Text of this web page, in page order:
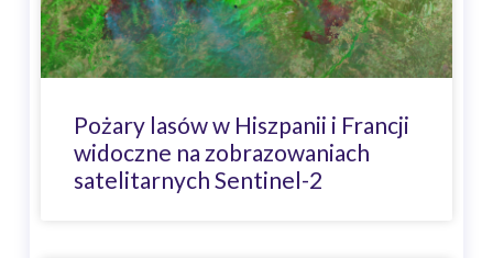
Pożary lasów w Hiszpanii i Francji
widoczne na zobrazowaniach
satelitarnych Sentinel-2